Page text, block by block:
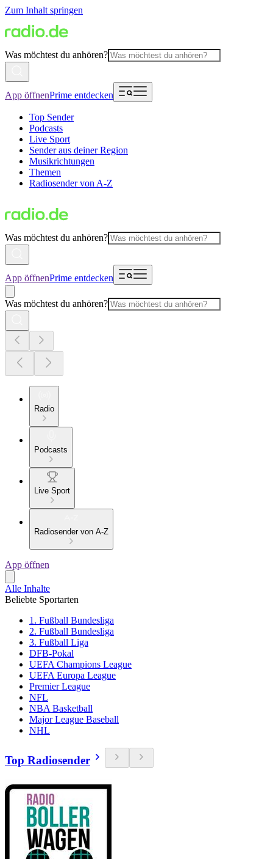
Zum Inhalt springen
Was möchtest du anhören?
App öffnenPrime entdecken
Top Sender
Podcasts
Live Sport
Sender aus deiner Region
Musikrichtungen
Themen
Radiosender von A-Z
Was möchtest du anhören?
App öffnenPrime entdecken
Was möchtest du anhören?
Radio
Podcasts
Live Sport
Radiosender von A-Z
App öffnen
Alle Inhalte
Beliebte Sportarten
1. Fußball Bundesliga
2. Fußball Bundesliga
3. Fußball Liga
DFB-Pokal
UEFA Champions League
UEFA Europa League
Premier League
NFL
NBA Basketball
Major League Baseball
NHL
Top Radiosender